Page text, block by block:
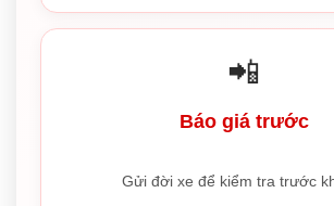
📲
Báo giá trước
Gửi đời xe để kiểm tra trước